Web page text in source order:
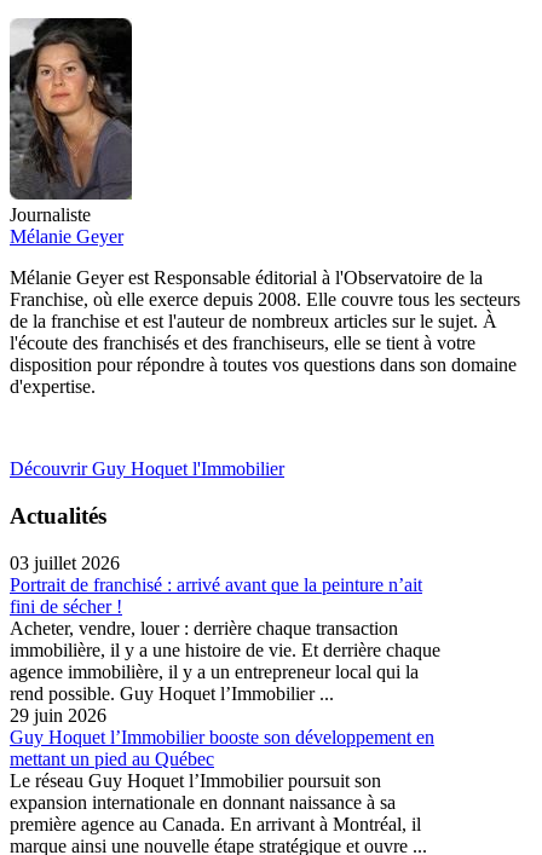
Journaliste
Mélanie Geyer
Mélanie Geyer est Responsable éditorial à l'Observatoire de la
Franchise, où elle exerce depuis 2008. Elle couvre tous les secteurs
de la franchise et est l'auteur de nombreux articles sur le sujet. À
l'écoute des franchisés et des franchiseurs, elle se tient à votre
disposition pour répondre à toutes vos questions dans son domaine
d'expertise.
Découvrir Guy Hoquet l'Immobilier
Actualités
03 juillet 2026
Portrait de franchisé : arrivé avant que la peinture n’ait
fini de sécher !
Acheter, vendre, louer : derrière chaque transaction
immobilière, il y a une histoire de vie. Et derrière chaque
agence immobilière, il y a un entrepreneur local qui la
rend possible. Guy Hoquet l’Immobilier ...
29 juin 2026
Guy Hoquet l’Immobilier booste son développement en
mettant un pied au Québec
Le réseau Guy Hoquet l’Immobilier poursuit son
expansion internationale en donnant naissance à sa
première agence au Canada. En arrivant à Montréal, il
marque ainsi une nouvelle étape stratégique et ouvre ...